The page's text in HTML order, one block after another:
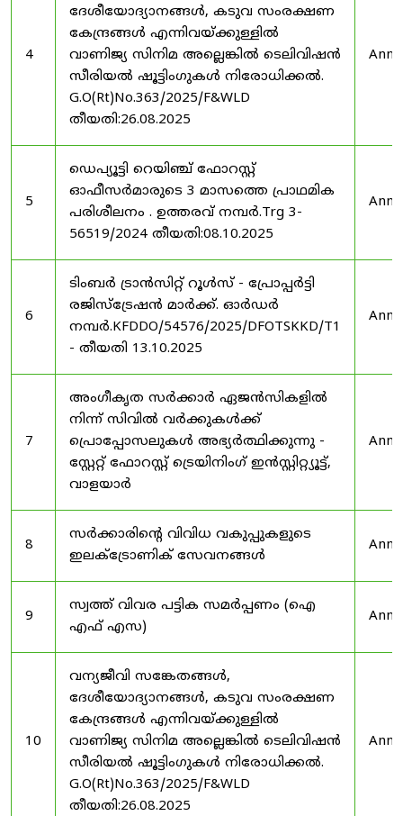
4
ദേശീയോദ്യാനങ്ങൾ, കടുവ സംരക്ഷണ
കേന്ദ്രങ്ങൾ എന്നിവയ്ക്കുള്ളിൽ
വാണിജ്യ സിനിമ അല്ലെങ്കിൽ ടെലിവിഷൻ
സീരിയൽ ഷൂട്ടിംഗുകൾ നിരോധിക്കൽ.
G.O(Rt)No.363/2025/F&WLD
തീയതി:26.08.2025
5
ഡെപ്യൂട്ടി റെയിഞ്ച് ഫോറസ്റ്റ്
ഓഫീസർമാരുടെ 3 മാസത്തെ പ്രാഥമിക
പരിശീലനം . ഉത്തരവ് നമ്പർ.Trg 3-
56519/2024 തീയതി:08.10.2025
6
ടിംബർ ട്രാൻസിറ്റ് റൂൾസ് - പ്രോപ്പർട്ടി
രജിസ്ട്രേഷൻ മാർക്ക്. ഓർഡർ
നമ്പർ.KFDDO/54576/2025/DFOTSKKD/T1
- തീയതി 13.10.2025
7
അംഗീകൃത സർക്കാർ ഏജൻസികളിൽ
നിന്ന് സിവിൽ വർക്കുകൾക്ക്
പ്രൊപ്പോസലുകൾ അഭ്യർത്ഥിക്കുന്നു -
സ്റ്റേറ്റ് ഫോറസ്റ്റ് ട്രെയിനിംഗ് ഇൻസ്റ്റിറ്റ്യൂട്ട്,
വാളയാർ
8
സർക്കാരിന്റെ വിവിധ വകുപ്പുകളുടെ
ഇലക്ട്രോണിക് സേവനങ്ങൾ
9
സ്വത്ത് വിവര പട്ടിക സമർപ്പണം (ഐ
എഫ് എസ)
10
വന്യജീവി സങ്കേതങ്ങൾ,
ദേശീയോദ്യാനങ്ങൾ, കടുവ സംരക്ഷണ
കേന്ദ്രങ്ങൾ എന്നിവയ്ക്കുള്ളിൽ
വാണിജ്യ സിനിമ അല്ലെങ്കിൽ ടെലിവിഷൻ
സീരിയൽ ഷൂട്ടിംഗുകൾ നിരോധിക്കൽ.
G.O(Rt)No.363/2025/F&WLD
തീയതി:26.08.2025